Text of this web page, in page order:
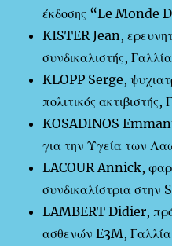
έκδοσης “Le Monde
KISTER Jean,
συνδικαλιστής, Γαλλία
KLOPP Serge,
πολιτικός ακτιβιστής,
KOSADINOS
για την Υγεία των
LACOUR Annick,
συνδικαλίστρια
LAMBERT Didier,
ασθενών E3M, Γαλλία